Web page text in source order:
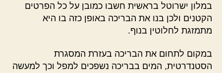
במלון ישרוטל בראשית חשבו כמובן על כל הפרטים
הקטנים ולכן בנו את הבריכה באופן כזה בו היא
מתמזגת לחלוטין בנוף.
במקום לתחום את הבריכה בעזרת המסגרת
הסטנדרטית, המים בבריכה נשפכים למפל וכך למעשה